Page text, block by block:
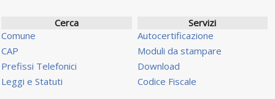
Cerca
Comune
CAP
Prefissi Telefonici
Leggi e Statuti
Servizi
Autocertificazione
Moduli da stampare
Download
Codice Fiscale